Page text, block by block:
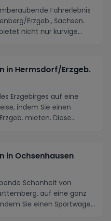
Fahrerlebnis
Erzgeb., Sachsen.
nicht nur kurvige...
in Hermsdorf/Erzgeb.
Erzgebirges auf eine
indem Sie einen
mieten. Diese
in Ochsenhausen
Schönheit von
auf eine ganz
Sie einen Sportwagen